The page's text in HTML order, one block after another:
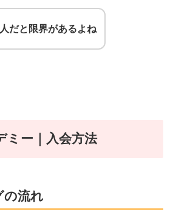
だと限界があるよね
ミー ｜入会方法
の流れ